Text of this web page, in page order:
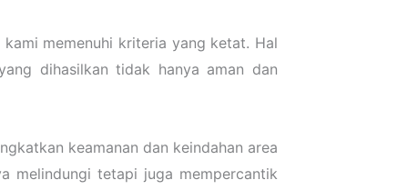
memenuhi kriteria yang ketat. Hal
dihasilkan tidak hanya aman dan
keamanan dan keindahan area
melindungi tetapi juga mempercantik